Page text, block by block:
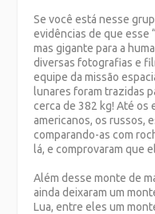
Se você está nesse
evidências de que esse
mas gigante para a
diversas fotografias e
equipe da missão
lunares foram trazidas
cerca de 382 kg! Até os
americanos, os russos,
comparando-as com
lá, e comprovaram que
Além desse monte de
ainda deixaram um
Lua, entre eles um